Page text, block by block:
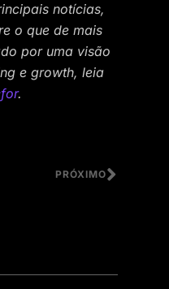
notícias,
o que de mais
por uma visão
e growth, leia
.
PRÓXIMO